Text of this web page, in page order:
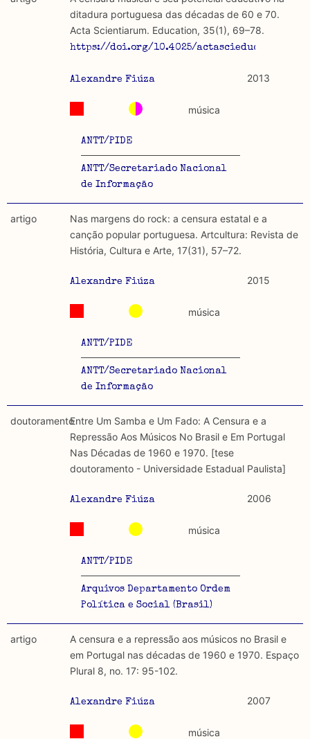
académicos.
Limitações
produzidos até 2022, contudo não foi possível ter acesso
discurso e uso da liberdade de expressão. Trata-se de
uma censura que é omnipresente, dado que é
constitutiva do próprio acto de fala.
abordagens.
Tipo investigação realizada
Teórica
Empírica
Os resultados obtidos podem ser exportados em formato
.csv para importação em programas de folha de cálculo
ditadura portuguesa das décadas de 60 e 70.
Acta Scientiarum. Education, 35(1), 69–78.
https://doi.org/10.4025/
Alexandre Fiúza 2013
ANTT/PIDE
ANTT/Secretariado Nacional
de Informação
música
artigo
Nas margens do rock: a censura estatal e a
canção popular portuguesa. Artcultura: Revista de
História, Cultura e Arte, 17(31), 57–72.
Alexandre Fiúza 2015
ANTT/PIDE
ANTT/Secretariado Nacional
de Informação
música
doutoramentoEntre Um Samba e Um Fado: A Censura e a
Repressão Aos Músicos No Brasil e Em Portugal
Nas Décadas de 1960 e 1970. [tese
doutoramento - Universidade Estadual Paulista]
Alexandre Fiúza 2006
ANTT/PIDE
Arquivos Departamento Ordem
Política e Social (Brasil)
música
artigo
A censura e a repressão aos músicos no Brasil e
em Portugal nas décadas de 1960 e 1970. Espaço
Plural 8, no. 17: 95-102.
Alexandre Fiúza 2007
música